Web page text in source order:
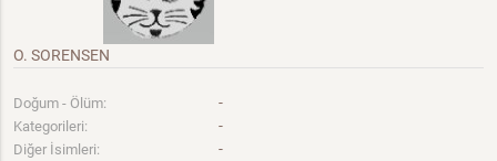
O. SORENSEN
Doğum - Ölüm: -
Kategorileri: -
Diğer İsimleri: -